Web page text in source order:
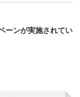
ーンが実施されてい